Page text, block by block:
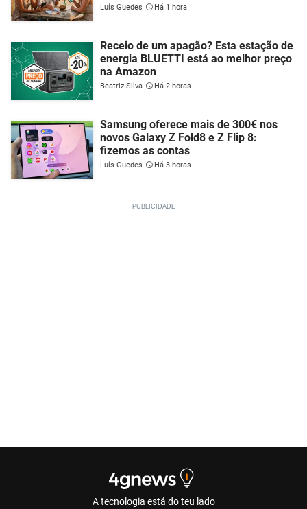
Luís Guedes Há 1 hora
Receio de um apagão? Esta estação de
energia BLUETTI está ao melhor preço
na Amazon
Beatriz Silva Há 2 horas
Samsung oferece mais de 300€ nos
novos Galaxy Z Fold8 e Z Flip 8:
fizemos as contas
Luís Guedes Há 3 horas
A tecnologia está do teu lado